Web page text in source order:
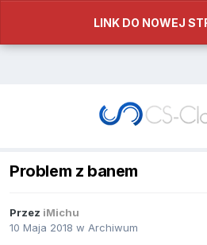
LINK DO NOWEJ
Problem z banem
Przez iMichu
10 Maja 2018 w Archiwum